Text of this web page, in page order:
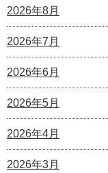
2026年8月
2026年7月
2026年6月
2026年5月
2026年4月
2026年3月